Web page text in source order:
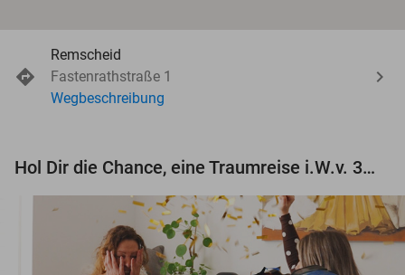
Remscheid
Fastenrathstraße 1
Wegbeschreibung
Hol Dir die Chance, eine Traumreise i.W.v. 3.000 € zu gewinnen!